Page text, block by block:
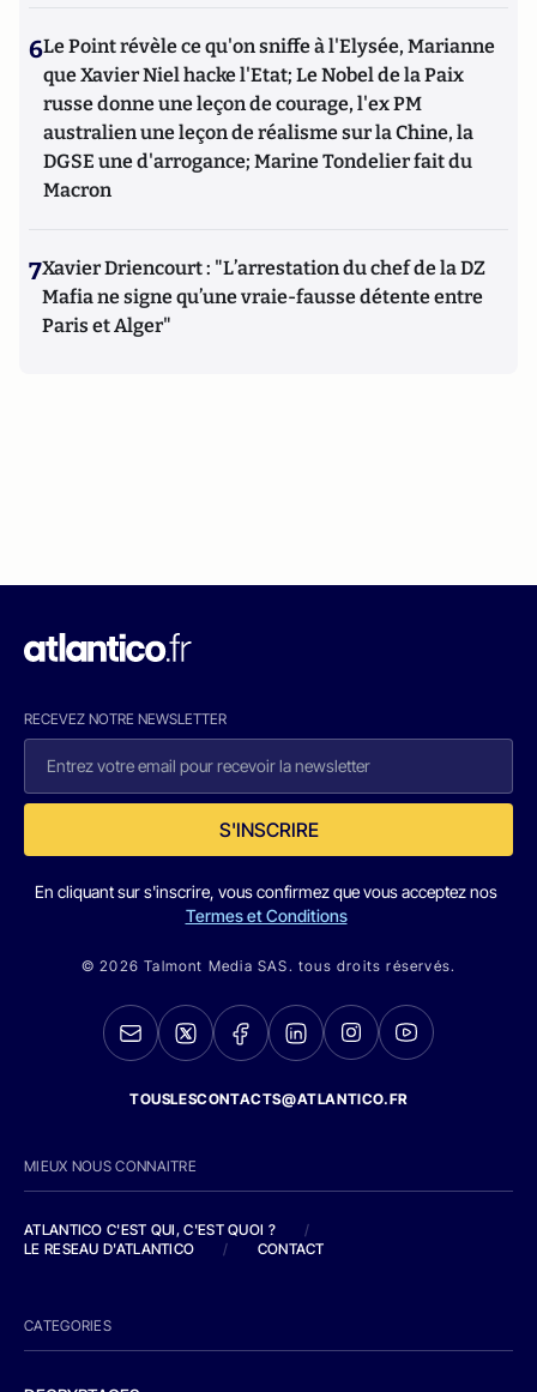
6Le Point révèle ce qu'on sniffe à l'Elysée, Marianne
que Xavier Niel hacke l'Etat; Le Nobel de la Paix
russe donne une leçon de courage, l'ex PM
australien une leçon de réalisme sur la Chine, la
DGSE une d'arrogance; Marine Tondelier fait du
Macron
7Xavier Driencourt : "L’arrestation du chef de la DZ
Mafia ne signe qu’une vraie-fausse détente entre
Paris et Alger"
RECEVEZ NOTRE NEWSLETTER
S'INSCRIRE
En cliquant sur s'inscrire, vous confirmez que vous acceptez nos
Termes et Conditions
© 2026 Talmont Media SAS. tous droits réservés.
TOUSLESCONTACTS@ATLANTICO.FR
MIEUX NOUS CONNAITRE
ATLANTICO C'EST QUI, C'EST QUOI ?
/
LE RESEAU D'ATLANTICO
/ CONTACT
CATEGORIES